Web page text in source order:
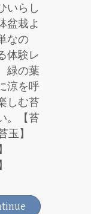
いらし
盆栽よ
なの
体験レ
緑の葉
涼を呼
しむ苔
。【苔
玉】